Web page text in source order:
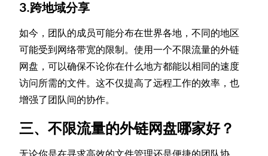
3.跨地域分享
如今，团队的成员可能分布在世界各地，不同的地区
可能受到网络带宽的限制。使用一个不限流量的外链
网盘，可以确保不论你在什么地方都能以相同的速度
访问所需的文件。这不仅提高了远程工作的效率，也
增强了团队间的协作。
三、不限流量的外链网盘哪家好？